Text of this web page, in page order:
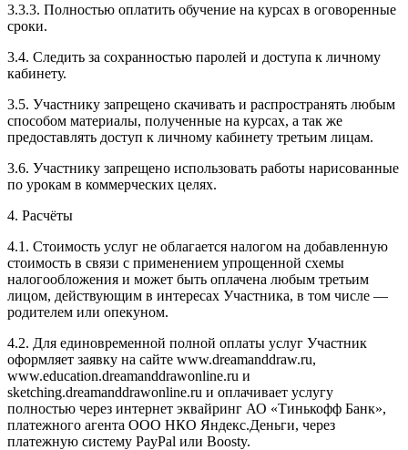
3.3.3. Полностью оплатить обучение на курсах в оговоренные
сроки.
3.4. Следить за сохранностью паролей и доступа к личному
кабинету.
3.5. Участнику запрещено скачивать и распространять любым
способом материалы, полученные на курсах, а так же
предоставлять доступ к личному кабинету третьим лицам.
3.6. Участнику запрещено использовать работы нарисованные
по урокам в коммерческих целях.
4. Расчёты
4.1. Cтоимость услуг не облагается налогом на добавленную
стоимость в связи с применением упрощенной схемы
налогообложения и может быть оплачена любым третьим
лицом, действующим в интересах Участника, в том числе —
родителем или опекуном.
4.2. Для единовременной полной оплаты услуг Участник
оформляет заявку на сайте www.dreamanddraw.ru,
www.education.dreamanddrawonline.ru и
sketching.dreamanddrawonline.ru и оплачивает услугу
полностью через интернет эквайринг АО «Тинькофф Банк»,
платежного агента ООО НКО Яндекс.Деньги, через
платежную систему PayPal или Boosty.